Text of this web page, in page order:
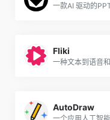
一款AI 驱动的
Fliki
一种文本到语音
AutoDraw
一个应用人工智